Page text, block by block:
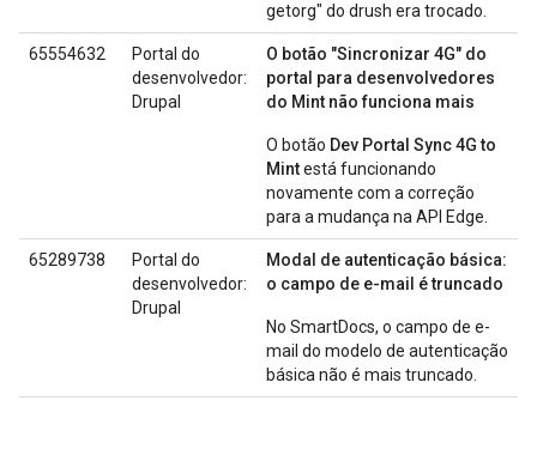
getorg" do drush era trocado.
65554632
Portal do
desenvolvedor:
Drupal
O botão "Sincronizar 4G" do
portal para desenvolvedores
do Mint não funciona mais
O botão Dev Portal Sync 4G to
Mintestá funcionando
novamente com a correção
para a mudança na API Edge.
65289738
Portal do
desenvolvedor:
Drupal
Modal de autenticação básica:
o campo de e-mail é truncado
No SmartDocs, o campo de e-
mail do modelo de autenticação
básica não é mais truncado.